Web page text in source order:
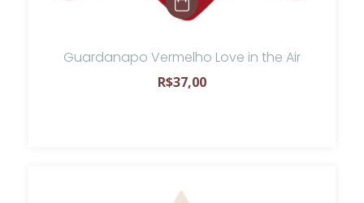
Guardanapo Vermelho Love in the Air
R$37,00